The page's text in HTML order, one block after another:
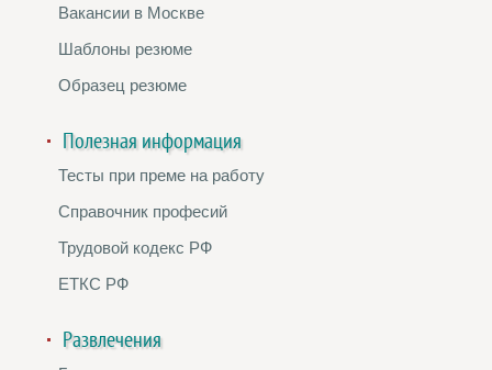
Вакансии в Москве
Шаблоны резюме
Образец резюме
Полезная информация
Тесты при преме на работу
Справочник професий
Трудовой кодекс РФ
ЕТКС РФ
Развлечения